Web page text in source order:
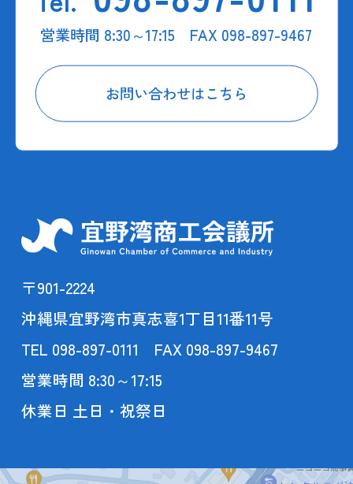
営業時間 8:30～17:15 FAX 098-897-9467
お問い合わせはこちら
〒901-2224
沖縄県宜野湾市真志喜1丁目11番11号
TEL 098-897-0111 FAX 098-897-9467
営業時間 8:30～17:15
休業日 土日・祝祭日